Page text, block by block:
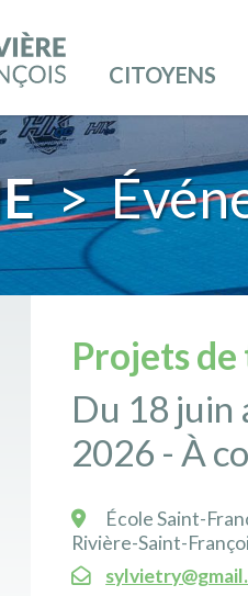
CITOYENS
>
Projets de
Du 18 juin
2026 - À
École Saint-
Rivière-Saint-